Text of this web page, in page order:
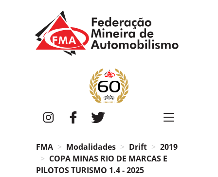
InstagramFacebook
FMA Modalidades Drift
2019
COPA MINAS RIO DE MARCAS E
PILOTOS TURISMO 1.4 - 2025